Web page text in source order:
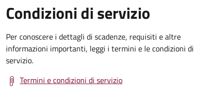
Condizioni di servizio
Per conoscere i dettagli di scadenze, requisiti e altre
informazioni importanti, leggi i termini e le condizioni di
servizio.
Termini e condizioni di servizio